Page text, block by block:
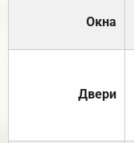
Окна
Двери